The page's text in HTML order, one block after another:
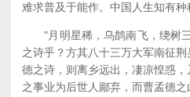
难求普及于能作。中国人生知有种
"月明星稀，乌鹊南飞，绕树
之诗乎？方其八十三万大军南征
德之诗，则离乡远出，凄凉惶惑
之事业为后世人鄙弃，而曹孟德之